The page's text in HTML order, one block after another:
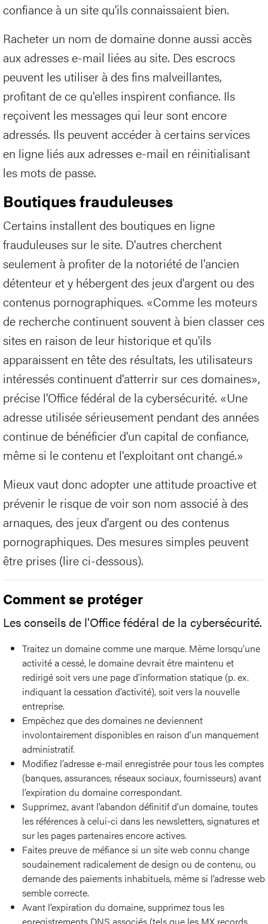
confiance à un site qu'ils connaissaient bien.
Racheter un nom de domaine donne aussi accès
aux adresses e-mail liées au site. Des escrocs
peuvent les utiliser à des fins malveillantes,
profitant de ce qu'elles inspirent confiance. Ils
reçoivent les messages qui leur sont encore
adressés. Ils peuvent accéder à certains services
en ligne liés aux adresses e-mail en réinitialisant
les mots de passe.
Boutiques frauduleuses
Certains installent des boutiques en ligne
frauduleuses sur le site. D'autres cherchent
seulement à profiter de la notoriété de l'ancien
détenteur et y hébergent des jeux d'argent ou des
contenus pornographiques. «Comme les moteurs
de recherche continuent souvent à bien classer ces
sites en raison de leur historique et qu'ils
apparaissent en tête des résultats, les utilisateurs
intéressés continuent d'atterrir sur ces domaines»,
précise l'Office fédéral de la cybersécurité. «Une
adresse utilisée sérieusement pendant des années
continue de bénéficier d'un capital de confiance,
même si le contenu et l'exploitant ont changé.»
Mieux vaut donc adopter une attitude proactive et
prévenir le risque de voir son nom associé à des
arnaques, des jeux d'argent ou des contenus
pornographiques. Des mesures simples peuvent
être prises (lire ci-dessous).
Comment se protéger
Les conseils de l'Office fédéral de la cybersécurité.
Traitez un domaine comme une marque. Même lorsqu’une
activité a cessé, le domaine devrait être maintenu et
redirigé soit vers une page d’information statique (p. ex.
indiquant la cessation d’activité), soit vers la nouvelle
entreprise.
Empêchez que des domaines ne deviennent
involontairement disponibles en raison d’un manquement
administratif.
Modifiez l’adresse e-mail enregistrée pour tous les comptes
(banques, assurances, réseaux sociaux, fournisseurs) avant
l’expiration du domaine correspondant.
Supprimez, avant l’abandon définitif d’un domaine, toutes
les références à celui-ci dans les newsletters, signatures et
sur les pages partenaires encore actives.
Faites preuve de méfiance si un site web connu change
soudainement radicalement de design ou de contenu, ou
demande des paiements inhabituels, même si l’adresse web
semble correcte.
Avant l’expiration du domaine, supprimez tous les